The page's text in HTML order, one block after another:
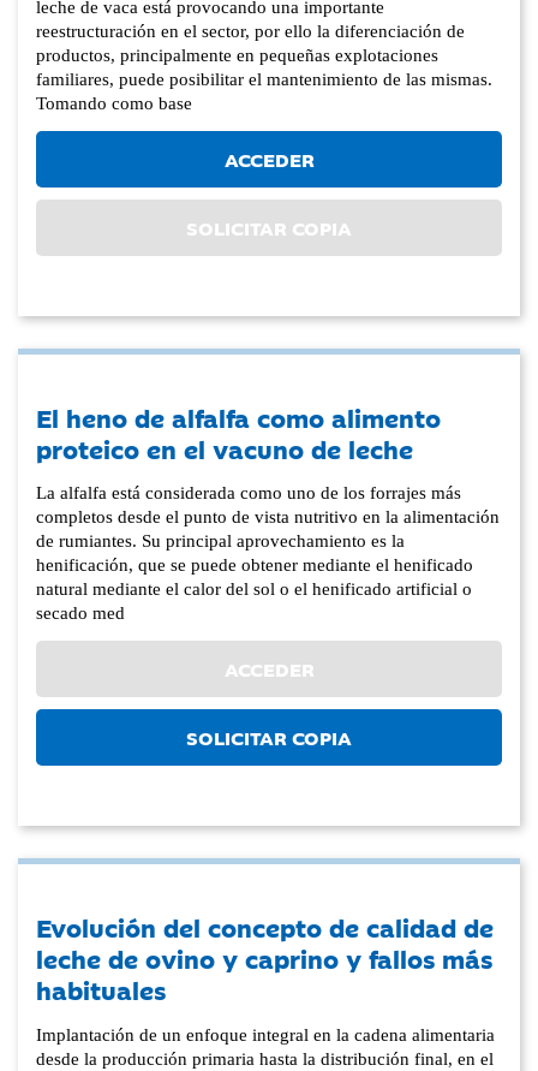
leche de vaca está provocando una importante
reestructuración en el sector, por ello la diferenciación de
productos, principalmente en pequeñas explotaciones
familiares, puede posibilitar el mantenimiento de las mismas.
Tomando como base
ACCEDER
SOLICITAR COPIA
El heno de alfalfa como alimento
proteico en el vacuno de leche
La alfalfa está considerada como uno de los forrajes más
completos desde el punto de vista nutritivo en la alimentación
de rumiantes. Su principal aprovechamiento es la
henificación, que se puede obtener mediante el henificado
natural mediante el calor del sol o el henificado artificial o
secado med
ACCEDER
SOLICITAR COPIA
Evolución del concepto de calidad de
leche de ovino y caprino y fallos más
habituales
Implantación de un enfoque integral en la cadena alimentaria
desde la producción primaria hasta la distribución final, en el